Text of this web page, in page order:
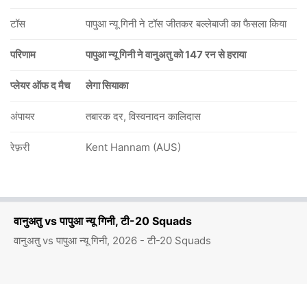
वानुअतु vs पापुआ न्यू गिनी, टी-20 Squads
वानुअतु vs पापुआ न्यू गिनी, 2026 - टी-20 Squads
टॉस पापुआ न्यू गिनी ने टॉस जीतकर बल्लेबाजी का फैसला किया
परिणाम पापुआ न्यू गिनी ने वानुअतु को 147 रन से हराया
प्लेयर ऑफ द मैच लेगा सियाका
अंपायर तबारक दर, विस्वनादन कालिदास
रेफ़री Kent Hannam (AUS)